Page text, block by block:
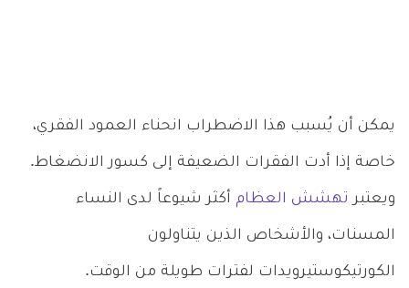
يمكن أن يُسبب هذا الاضطراب انحناء العمود الفقري،
خاصة إذا أدت الفقرات الضعيفة إلى كسور الانضغاط.
ويعتبر تهشش العظام أكثر شيوعاً لدى النساء
المسنات، والأشخاص الذين يتناولون
الكورتيكوستيرويدات لفترات طويلة من الوقت.